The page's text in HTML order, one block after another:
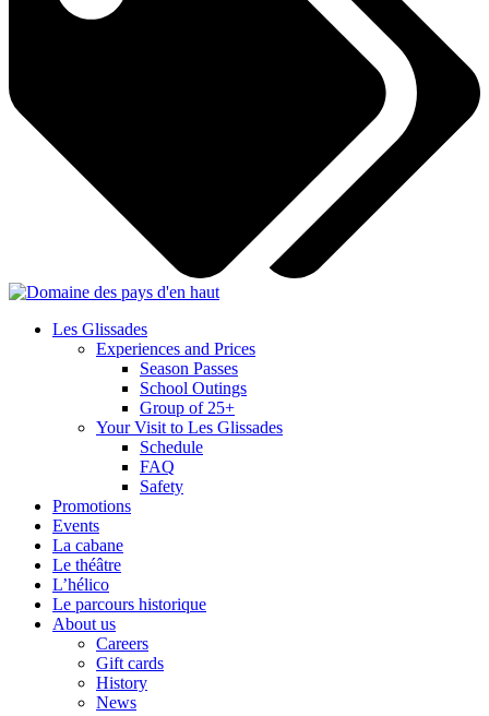
Les Glissades
Experiences and Prices
Season Passes
School Outings
Group of 25+
Your Visit to Les Glissades
Schedule
FAQ
Safety
Promotions
Events
La cabane
Le théâtre
L’hélico
Le parcours historique
About us
Careers
Gift cards
History
News